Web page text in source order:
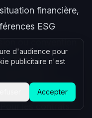
financière,
ESG
rendus de
les fiches
(DICI, DIC,
d'audience pour
publicitaire n'est
Accepter